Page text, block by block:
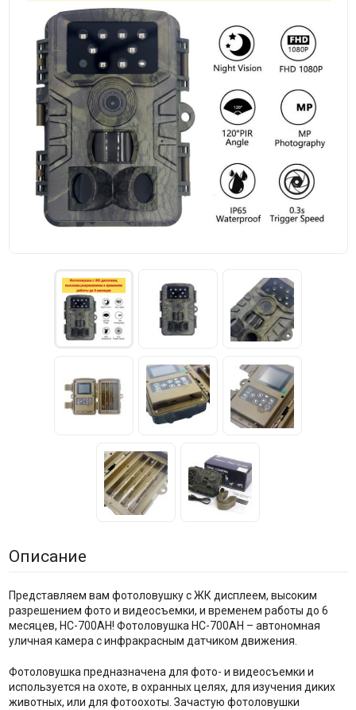
Описание
Представляем вам фотоловушку с ЖК дисплеем, высоким
разрешением фото и видеосъемки, и временем работы до 6
месяцев, HC-700AH! Фотоловушка HC-700AH – автономная
уличная камера с инфракрасным датчиком движения.
Фотоловушка предназначена для фото- и видеосъемки и
используется на охоте, в охранных целях, для изучения диких
животных, или для фотоохоты. Зачастую фотоловушки